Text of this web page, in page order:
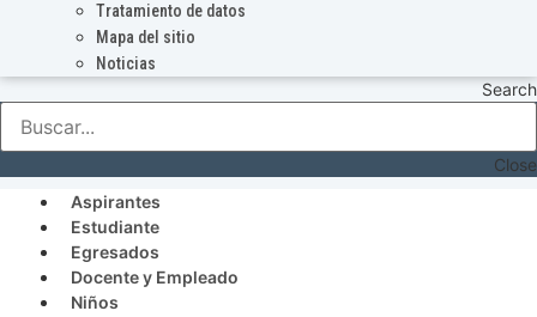
Tratamiento de datos
Mapa del sitio
Noticias
Search
Close
Aspirantes
Estudiante
Egresados
Docente y Empleado
Niños